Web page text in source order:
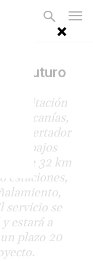
futuro
la licitación
Cercanías,
Libertador
trabajos
de 32 km
estaciones,
servicio se
estará a
plazo 20